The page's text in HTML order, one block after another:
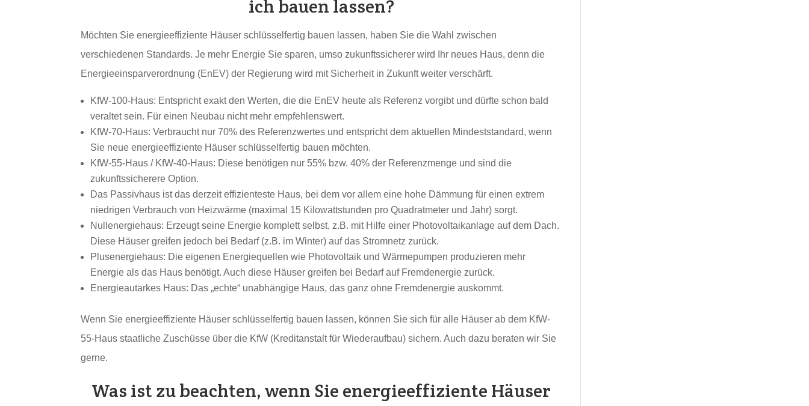
ich bauen lassen?
Möchten Sie energieeffiziente Häuser schlüsselfertig bauen lassen, haben Sie die Wahl zwischen
verschiedenen Standards. Je mehr Energie Sie sparen, umso zukunftssicherer wird Ihr neues Haus, denn die
Energieeinsparverordnung (EnEV) der Regierung wird mit Sicherheit in Zukunft weiter verschärft.
KfW-100-Haus: Entspricht exakt den Werten, die die EnEV heute als Referenz vorgibt und dürfte schon bald
veraltet sein. Für einen Neubau nicht mehr empfehlenswert.
KfW-70-Haus: Verbraucht nur 70% des Referenzwertes und entspricht dem aktuellen Mindeststandard, wenn
Sie neue energieeffiziente Häuser schlüsselfertig bauen möchten.
KfW-55-Haus / KfW-40-Haus: Diese benötigen nur 55% bzw. 40% der Referenzmenge und sind die
zukunftssicherere Option.
Das Passivhaus ist das derzeit effizienteste Haus, bei dem vor allem eine hohe Dämmung für einen extrem
niedrigen Verbrauch von Heizwärme (maximal 15 Kilowattstunden pro Quadratmeter und Jahr) sorgt.
Nullenergiehaus: Erzeugt seine Energie komplett selbst, z.B. mit Hilfe einer Photovoltaikanlage auf dem Dach.
Diese Häuser greifen jedoch bei Bedarf (z.B. im Winter) auf das Stromnetz zurück.
Plusenergiehaus: Die eigenen Energiequellen wie Photovoltaik und Wärmepumpen produzieren mehr
Energie als das Haus benötigt. Auch diese Häuser greifen bei Bedarf auf Fremdenergie zurück.
Energieautarkes Haus: Das „echte“ unabhängige Haus, das ganz ohne Fremdenergie auskommt.
Wenn Sie energieeffiziente Häuser schlüsselfertig bauen lassen, können Sie sich für alle Häuser ab dem KfW-
55-Haus staatliche Zuschüsse über die KfW (Kreditanstalt für Wiederaufbau) sichern. Auch dazu beraten wir Sie
gerne.
Was ist zu beachten, wenn Sie energieeffiziente Häuser